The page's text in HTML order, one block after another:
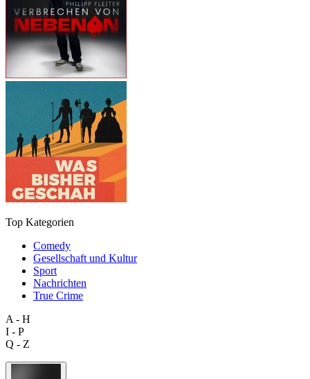
Top Kategorien
Comedy
Gesellschaft und Kultur
Sport
Nachrichten
True Crime
A - H
I - P
Q - Z